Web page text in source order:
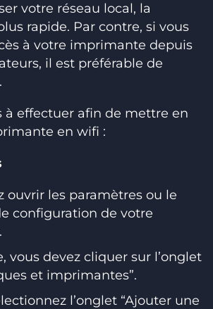
votre réseau local, la
rapide. Par contre, si vous
à votre imprimante depuis
il est préférable de
à effectuer afin de mettre en
en wifi :
ouvrir les paramètres ou le
configuration de votre
vous devez cliquer sur l’onglet
et imprimantes”.
l’onglet “Ajouter une